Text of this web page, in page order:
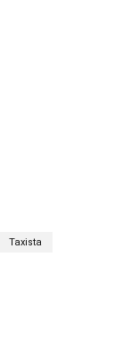
Taxista